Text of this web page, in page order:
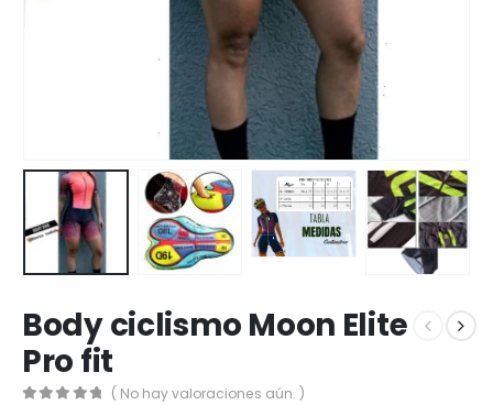
Body ciclismo Moon Elite
Pro fit
( No hay valoraciones aún. )